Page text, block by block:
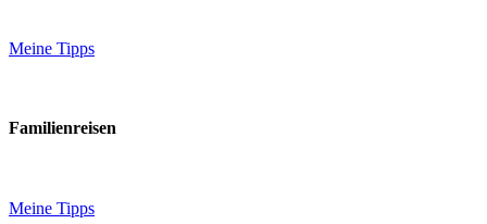
Meine Tipps
Familienreisen
Meine Tipps